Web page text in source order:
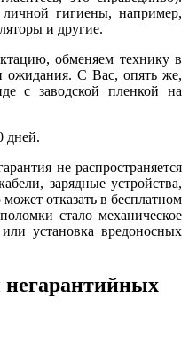
гигиены, например,
и другие.
обменяем технику в
ожидания. С Вас, опять же,
с заводской пленкой на
дней.
не распространяется
зарядные устройства,
отказать в бесплатном
стало механическое
установка вредоносных